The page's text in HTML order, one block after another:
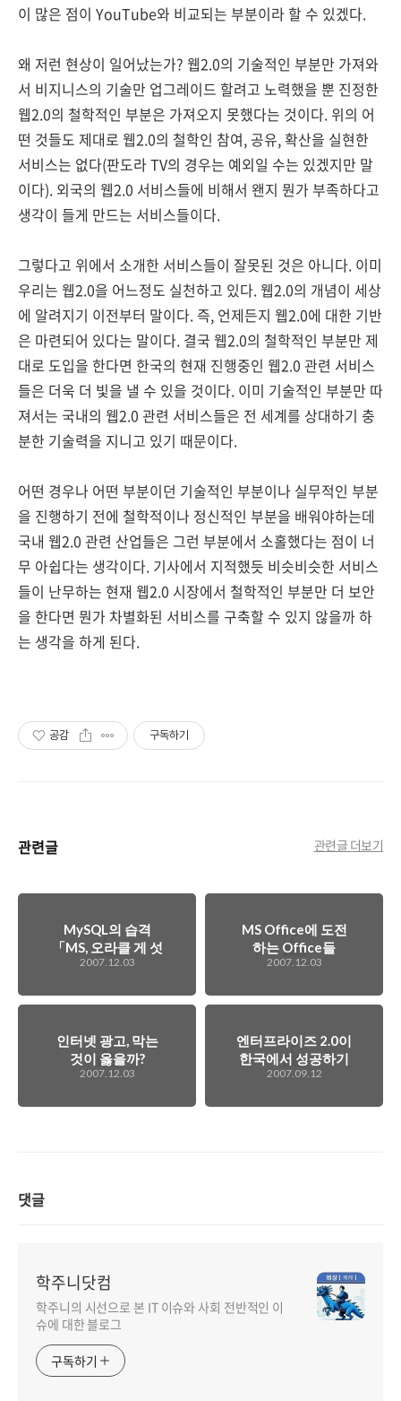
이 많은 점이 YouTube와 비교되는 부분이라 할 수 있겠다.
왜 저런 현상이 일어났는가? 웹2.0의 기술적인 부분만 가져와
서 비지니스의 기술만 업그레이드 할려고 노력했을 뿐 진정한
웹2.0의 철학적인 부분은 가져오지 못했다는 것이다. 위의 어
떤 것들도 제대로 웹2.0의 철학인 참여, 공유, 확산을 실현한
서비스는 없다(판도라 TV의 경우는 예외일 수는 있겠지만 말
이다). 외국의 웹2.0 서비스들에 비해서 왠지 뭔가 부족하다고
생각이 들게 만드는 서비스들이다.
그렇다고 위에서 소개한 서비스들이 잘못된 것은 아니다. 이미
우리는 웹2.0을 어느정도 실천하고 있다. 웹2.0의 개념이 세상
에 알려지기 이전부터 말이다. 즉, 언제든지 웹2.0에 대한 기반
은 마련되어 있다는 말이다. 결국 웹2.0의 철학적인 부분만 제
대로 도입을 한다면 한국의 현재 진행중인 웹2.0 관련 서비스
들은 더욱 더 빛을 낼 수 있을 것이다. 이미 기술적인 부분만 따
져서는 국내의 웹2.0 관련 서비스들은 전 세계를 상대하기 충
분한 기술력을 지니고 있기 때문이다.
어떤 경우나 어떤 부분이던 기술적인 부분이나 실무적인 부분
을 진행하기 전에 철학적이나 정신적인 부분을 배워야하는데
국내 웹2.0 관련 산업들은 그런 부분에서 소홀했다는 점이 너
무 아쉽다는 생각이다. 기사에서 지적했듯 비슷비슷한 서비스
들이 난무하는 현재 웹2.0 시장에서 철학적인 부분만 더 보안
을 한다면 뭔가 차별화된 서비스를 구축할 수 있지 않을까 하
는 생각을 하게 된다.
공감 구독하기
관련글 관련글 더보기
MySQL의 습격
「MS, 오라클 게 섯
거라!」
2007.12.03
MS Office에 도전
하는 Office들
2007.12.03
인터넷 광고, 막는
것이 옳을까?
2007.12.03
엔터프라이즈 2.0이
한국에서 성공하기
위해서는?
2007.09.12
댓글
학주니닷컴
학주니의 시선으로 본 IT 이슈와 사회 전반적인 이
슈에 대한 블로그
구독하기